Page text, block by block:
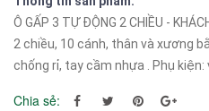
Ô GẤP 3 TỰ ĐỘNG 2 CHIỀU -
2 chiều, 10 cánh, thân và xương
chống rỉ, tay cầm nhựa . Phụ kiện:
Chia sẻ: